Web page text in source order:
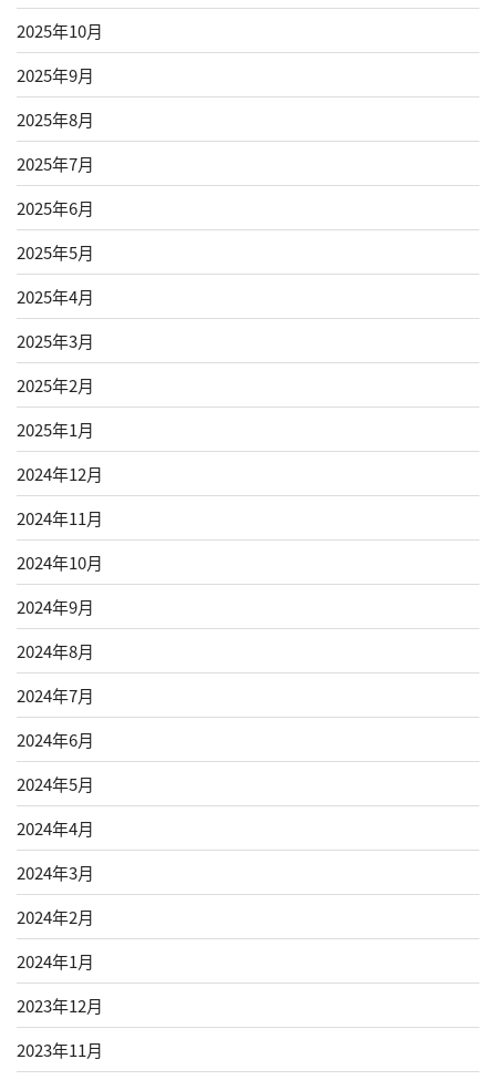
2025年10月
2025年9月
2025年8月
2025年7月
2025年6月
2025年5月
2025年4月
2025年3月
2025年2月
2025年1月
2024年12月
2024年11月
2024年10月
2024年9月
2024年8月
2024年7月
2024年6月
2024年5月
2024年4月
2024年3月
2024年2月
2024年1月
2023年12月
2023年11月